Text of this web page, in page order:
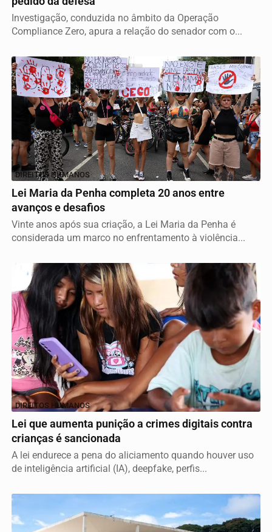
Investigação, conduzida no âmbito da Operação
Compliance Zero, apura a relação do senador com o...
DIREITOS HUMANOS
Lei Maria da Penha completa 20 anos entre
avanços e desafios
Vinte anos após sua criação, a Lei Maria da Penha é
considerada um marco no enfrentamento à violência...
DIREITOS HUMANOS
Lei que aumenta punição a crimes digitais contra
crianças é sancionada
A lei endurece a pena do aliciamento quando houver uso
de inteligência artificial (IA), deepfake, perfis...